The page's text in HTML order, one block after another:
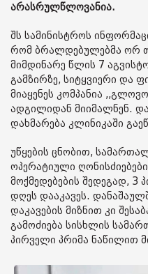
არასრულწლოვანია.
შს სამინისტროს
რომ ბრალდებულებმა ორ
მიმდინარე წლის 7
გამზირზე, სიტყვიერი და
მიაყენეს კომპანია
ადგილიდან მიიმალნენ.
დახმარება კლინიკაში
უწყების ცნობით,
ოპერატიული
მოქმედებების შედეგად, 3
დღეს დააკავეს.
დაკავების მიზნით კი
გამოძიება სისხლის
პირველი პრიმა ნაწილით